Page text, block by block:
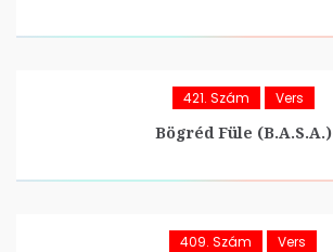
421. Szám Vers
Bögréd Füle (B.A.S.A.)
409. Szám Vers